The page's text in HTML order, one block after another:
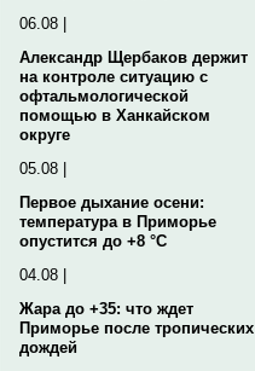
06.08 |
Александр Щербаков держит
на контроле ситуацию с
офтальмологической
помощью в Ханкайском
округе
05.08 |
Первое дыхание осени:
температура в Приморье
опустится до +8 °C
04.08 |
Жара до +35: что ждет
Приморье после тропических
дождей